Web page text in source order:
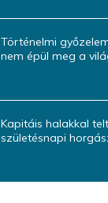
Történelmi
nem épül meg a
Kapitáis halakkal
születésnapi